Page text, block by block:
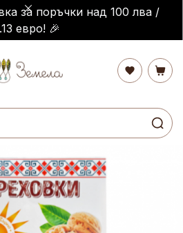
за поръчки над 100 лва /
евро! 🎉